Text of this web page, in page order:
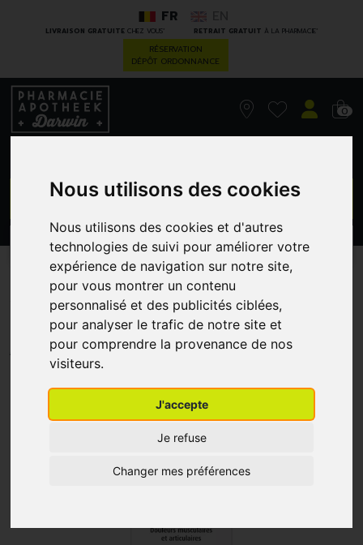
Nous utilisons des cookies
Nous utilisons des cookies et d'autres
technologies de suivi pour améliorer votre
expérience de navigation sur notre site,
pour vous montrer un contenu
personnalisé et des publicités ciblées,
pour analyser le trafic de notre site et
pour comprendre la provenance de nos
visiteurs.
J'accepte
Je refuse
Changer mes préférences
LIVRAISON GRATUITECHEZ VOUS* RETRAIT GRATUIT À LA PHARMACIE*
FR
RÉSERVATION
DÉPÔT ORDONNANCE
0
CATÉGORIES PROMOS
A.Vogel Atrosanmed Comp
A. VOGEL